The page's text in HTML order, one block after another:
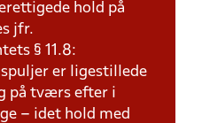
hold på
jfr.
§ 11.8:
er ligestillede
på tværs efter i
– idet hold med